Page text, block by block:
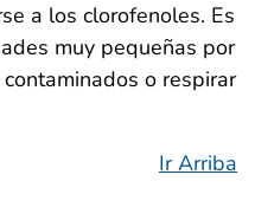
a los clorofenoles. Es
muy pequeñas por
o respirar
Ir Arriba